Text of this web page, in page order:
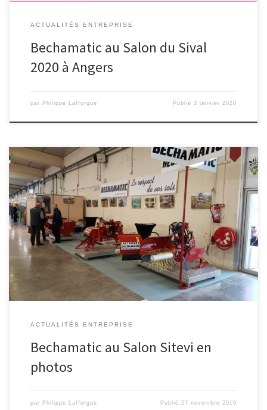
ACTUALITÉS ENTREPRISE
Bechamatic au Salon du Sival
2020 à Angers
par Philippe Lafforgue Publié3 janvier 2020
Du 26 au 28 Novembre, nous étions au salon SITEVI à Montpellier,
l’occasion de présenter toutes nos bêcheuses, rotobêches, etc..
[…]
ACTUALITÉS ENTREPRISE
Bechamatic au Salon Sitevi en
photos
par Philippe Lafforgue Publié 27 novembre 2019